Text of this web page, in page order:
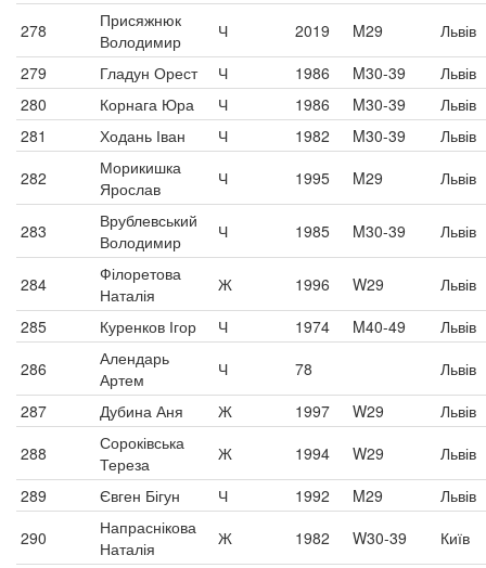
278
Присяжнюк
Володимир
Ч 2019 M29
Львів
279
Гладун Орест Ч 1986 M30-39
Львів
280
Корнага Юра Ч 1986 M30-39
Львів
281
Ходань Іван Ч 1982 M30-39
Львів
282
Морикишка
Ярослав
Ч 1995 M29 Львів
283
Врублевський
Володимир
Ч 1985 M30-39 Львів
284
Філоретова
Наталія
Ж 1996 W29
Львів
285
Куренков Ігор Ч 1974 M40-49
Львів
286
Алендарь
Артем
Ч 78
Львів
287
Дубина Аня Ж 1997 W29
Львів
288
Сороківська
Тереза
Ж 1994 W29
Львів
289
Євген Бігун Ч 1992 M29
Львів
290
Напраснікова
Наталія
Ж 1982 W30-39 Київ